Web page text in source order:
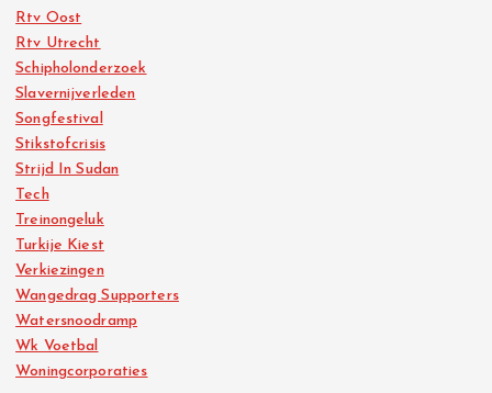
Rtv Oost
Rtv Utrecht
Schipholonderzoek
Slavernijverleden
Songfestival
Stikstofcrisis
Strijd In Sudan
Tech
Treinongeluk
Turkije Kiest
Verkiezingen
Wangedrag Supporters
Watersnoodramp
Wk Voetbal
Woningcorporaties